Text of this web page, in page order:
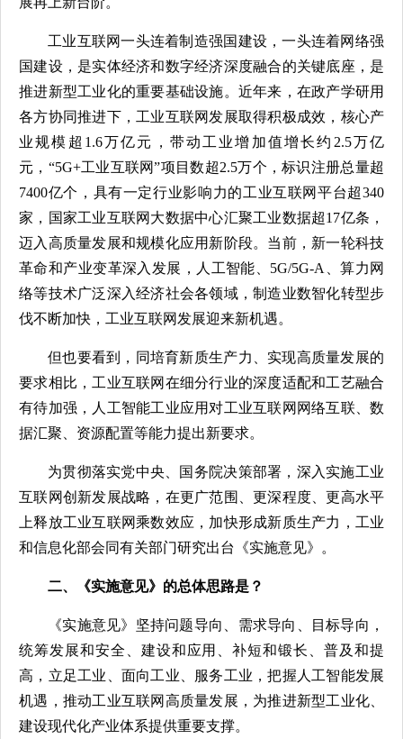
工业互联网一头连着制造强国建设，一头连着网络强
国建设，是实体经济和数字经济深度融合的关键底座，是
推进新型工业化的重要基础设施。近年来，在政产学研用
各方协同推进下，工业互联网发展取得积极成效，核心产
业规模超1.6万亿元，带动工业增加值增长约2.5万亿
元，“5G+工业互联网”项目数超2.5万个，标识注册总量超
7400亿个，具有一定行业影响力的工业互联网平台超340
家，国家工业互联网大数据中心汇聚工业数据超17亿条，
迈入高质量发展和规模化应用新阶段。当前，新一轮科技
革命和产业变革深入发展，人工智能、5G/5G-A、算力网
络等技术广泛深入经济社会各领域，制造业数智化转型步
伐不断加快，工业互联网发展迎来新机遇。
但也要看到，同培育新质生产力、实现高质量发展的
要求相比，工业互联网在细分行业的深度适配和工艺融合
有待加强，人工智能工业应用对工业互联网网络互联、数
据汇聚、资源配置等能力提出新要求。
为贯彻落实党中央、国务院决策部署，深入实施工业
互联网创新发展战略，在更广范围、更深程度、更高水平
上释放工业互联网乘数效应，加快形成新质生产力，工业
和信息化部会同有关部门研究出台《实施意见》。
二、《实施意见》的总体思路是？
《实施意见》坚持问题导向、需求导向、目标导向，
统筹发展和安全、建设和应用、补短和锻长、普及和提
高，立足工业、面向工业、服务工业，把握人工智能发展
机遇，推动工业互联网高质量发展，为推进新型工业化、
建设现代化产业体系提供重要支撑。